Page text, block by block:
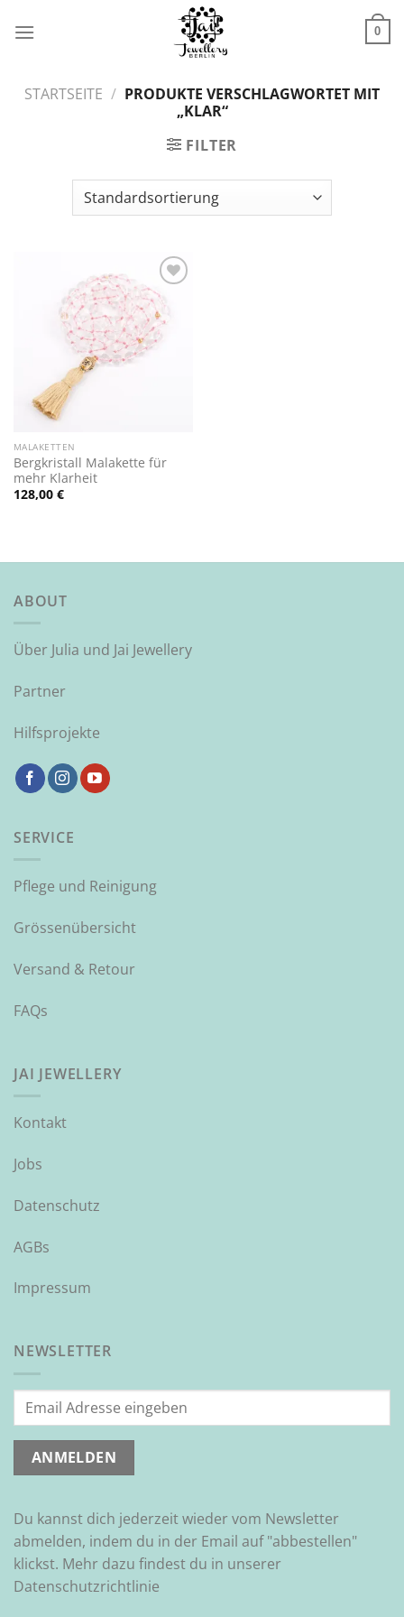
Inhalt
0
STARTSEITE / PRODUKTE VERSCHLAGWORTET MIT
„KLAR“
FILTER
Zur
Wunschliste
hinzufügen
MALAKETTEN
Bergkristall Malakette für
mehr Klarheit
128,00 €
ABOUT
Über Julia und Jai Jewellery
Partner
Hilfsprojekte
SERVICE
Pflege und Reinigung
Grössenübersicht
Versand & Retour
FAQs
JAI JEWELLERY
Kontakt
Jobs
Datenschutz
AGBs
Impressum
NEWSLETTER
Du kannst dich jederzeit wieder vom Newsletter
abmelden, indem du in der Email auf "abbestellen"
klickst. Mehr dazu findest du in unserer
Datenschutzrichtlinie